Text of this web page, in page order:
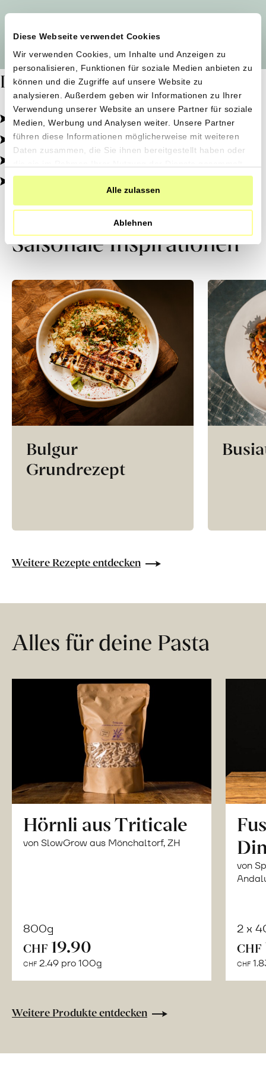
Diese Webseite verwendet Cookies
Wir verwenden Cookies, um Inhalte und Anzeigen zu
personalisieren, Funktionen für soziale Medien anbieten zu
können und die Zugriffe auf unsere Website zu
analysieren. Außerdem geben wir Informationen zu Ihrer
Verwendung unserer Website an unsere Partner für soziale
Medien, Werbung und Analysen weiter. Unsere Partner
führen diese Informationen möglicherweise mit weiteren
Daten zusammen, die Sie ihnen bereitgestellt haben oder
haben.
Alle zulassen
Ablehnen
Dafür stehen wir
Pestizidfrei angebaut, schonend verarbeitet.
Natürliche Zutaten, echter Geschmack.
Von kleinen Höfen, direkt zu dir.
100% transparent, 0% Zusatzstoffe.
Saisonale Inspirationen
Bulgur
Grundrezept
Weitere Rezepte entdecken
Alles für deine Pasta
Hörnli aus Triticale
von SlowGrow aus Mönchaltorf, ZH
800g
CHF 19.90
CHF 2.49 pro 100g
von
2 x
CHF
CHF
Weitere Produkte entdecken